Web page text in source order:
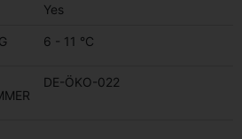
Yes
6 - 11 °C
DE-ÖKO-022